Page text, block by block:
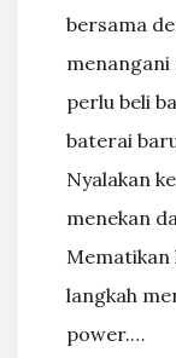
bersama
menangani
perlu beli
baterai
Nyalakan
menekan
Mematikan
langkah
power.…